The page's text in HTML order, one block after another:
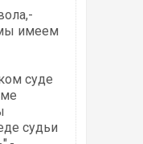
имеем
суде
судьи